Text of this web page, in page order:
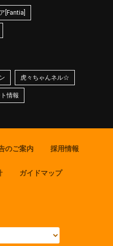
[Fantia]
虎々ちゃんネル☆
情報
のご案内 採用情報
ガイドマップ